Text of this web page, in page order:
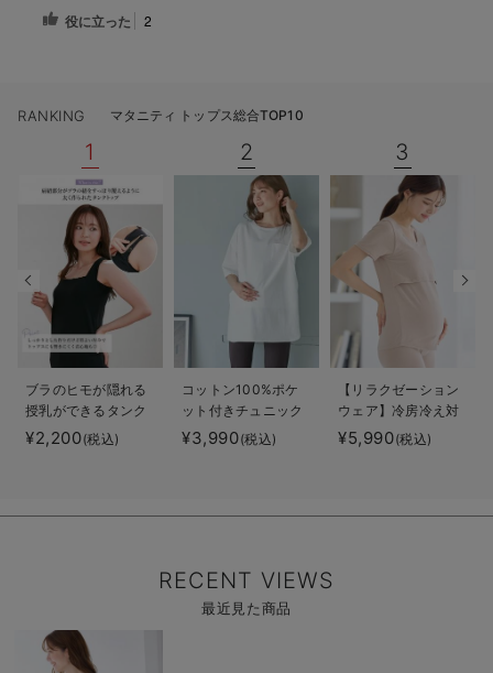
役に立った 2
RANKING マタニティ トップス総合TOP10
1
ブラのヒモが隠れる
授乳ができるタンク
トップ 抗菌防臭
綿混モダール
¥2,200(税込)
2
コットン100%ポケ
ット付きチュニック
トップス マタニテ
ィ・授乳服【出産後
¥3,990(税込)
3
【リラクゼーション
ウェア】冷房冷え対
策 保温＆リカバリ
ーサポート
efe×ANGELIEBEコ
¥5,990(税込)
RECENT VIEWS
最近見た商品